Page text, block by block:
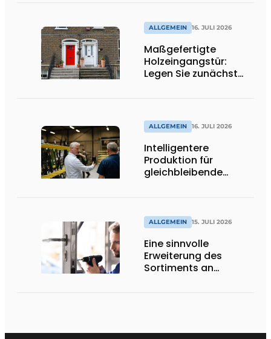
ALLGEMEIN 16. JULI 2026
Maßgefertigte
Holzeingangstür:
Legen Sie zunächst
ALLGEMEIN 16. JULI 2026
Intelligentere
Produktion für
gleichbleibende
ALLGEMEIN 15. JULI 2026
Eine sinnvolle
Erweiterung des
Sortiments an